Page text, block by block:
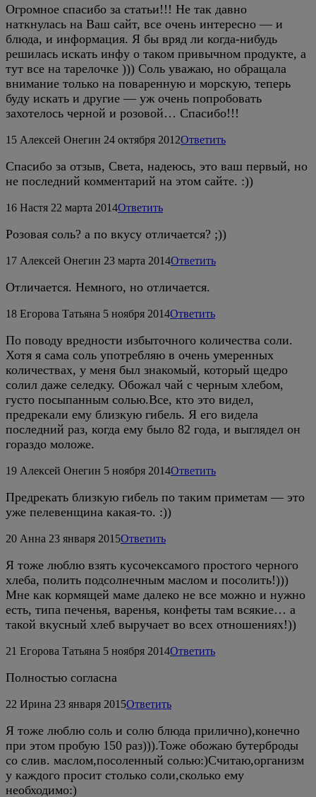
Огромное спасибо за статьи!!! Не так давно
наткнулась на Ваш сайт, все очень интересно — и
блюда, и информация. Я бы вряд ли когда-нибудь
решилась искать инфу о таком привычном продукте, а
тут все на тарелочке ))) Соль уважаю, но обращала
внимание только на поваренную и морскую, теперь
буду искать и другие — уж очень попробовать
захотелось черной и розовой… Спасибо!!!
15 Алексей Онегин 24 октября 2012Ответить
Спасибо за отзыв, Света, надеюсь, это ваш первый, но
не последний комментарий на этом сайте. :))
16 Настя 22 марта 2014Ответить
Розовая соль? а по вкусу отличается? ;))
17 Алексей Онегин 23 марта 2014Ответить
Отличается. Немного, но отличается.
18 Егорова Татьяна 5 ноября 2014Ответить
По поводу вредности избыточного количества соли.
Хотя я сама соль употребляю в очень умеренных
количествах, у меня был знакомый, который щедро
солил даже селедку. Обожал чай с черным хлебом,
густо посыпанным солью.Все, кто это видел,
предрекали ему близкую гибель. Я его видела
последний раз, когда ему было 82 года, и выглядел он
гораздо моложе.
19 Алексей Онегин 5 ноября 2014Ответить
Предрекать близкую гибель по таким приметам — это
уже пелевенщина какая-то. :))
20 Анна 23 января 2015Ответить
Я тоже люблю взять кусочексамого простого черного
хлеба, полить подсолнечным маслом и посолить!)))
Мне как кормящей маме далеко не все можно и нужно
есть, типа печенья, варенья, конфеты там всякие… а
такой вкусный хлеб выручает во всех отношениях!))
21 Егорова Татьяна 5 ноября 2014Ответить
Полностью согласна
22 Ирина 23 января 2015Ответить
Я тоже люблю соль и солю блюда прилично),конечно
при этом пробую 150 раз))).Тоже обожаю бутерброды
со слив. маслом,посоленный солью:)Считаю,организм
у каждого просит столько соли,сколько ему
необходимо:)